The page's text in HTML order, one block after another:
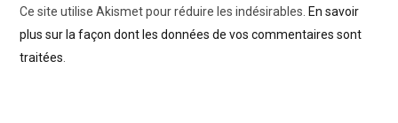
Ce site utilise Akismet pour réduire les indésirables. En savoir
plus sur la façon dont les données de vos commentaires sont
traitées